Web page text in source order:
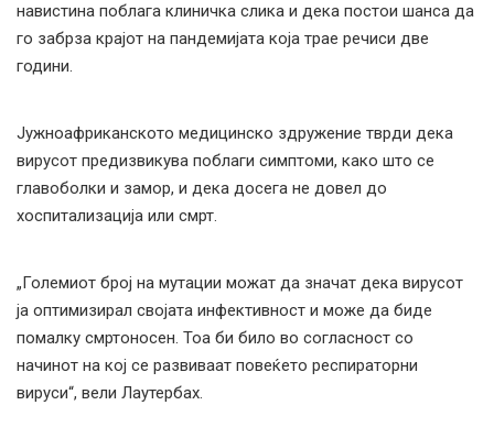
навистина поблага клиничка слика и дека постои шанса да
го забрза крајот на пандемијата која трае речиси две
години.
Јужноафриканското медицинско здружение тврди дека
вирусот предизвикува поблаги симптоми, како што се
главоболки и замор, и дека досега не довел до
хоспитализација или смрт.
„Големиот број на мутации можат да значат дека вирусот
ја оптимизирал својата инфективност и може да биде
помалку смртоносен. Тоа би било во согласност со
начинот на кој се развиваат повеќето респираторни
вируси“, вели Лаутербах.